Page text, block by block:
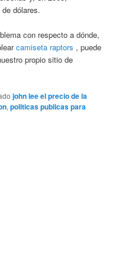
dólares.
con respecto a dónde,
camiseta raptors , puede
propio sitio de
john lee el precio de la
,politicas publicas para